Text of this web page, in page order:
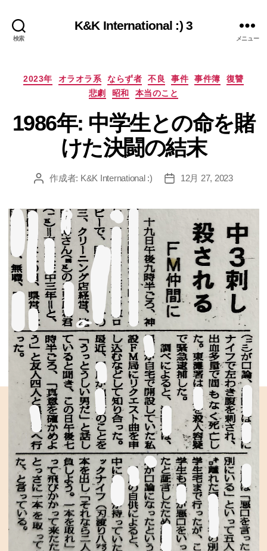
検索
K&K International :) 3
メニュー
カ
テ
リ
ー
2023年 オラオラ系 ならず者 不良 事件 事件簿
復讐
悲劇
昭和 本当のこと
1986年: 中学生との命を賭
けた決闘の結末
投 作成者: K&K International :)
投
12月 27, 2023